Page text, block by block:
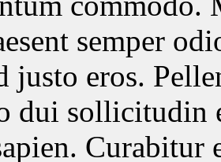
semper
justo eros.
dui sollicitudin